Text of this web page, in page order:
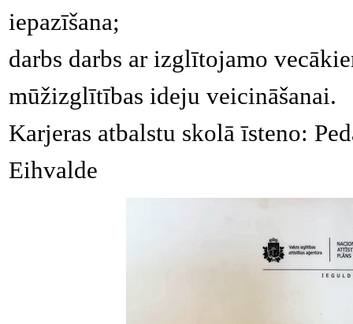
iepazīšana;
darbs darbs ar izglītojamo
mūžizglītības ideju veicināšanai.
Karjeras atbalstu skolā īsteno:
Eihvalde